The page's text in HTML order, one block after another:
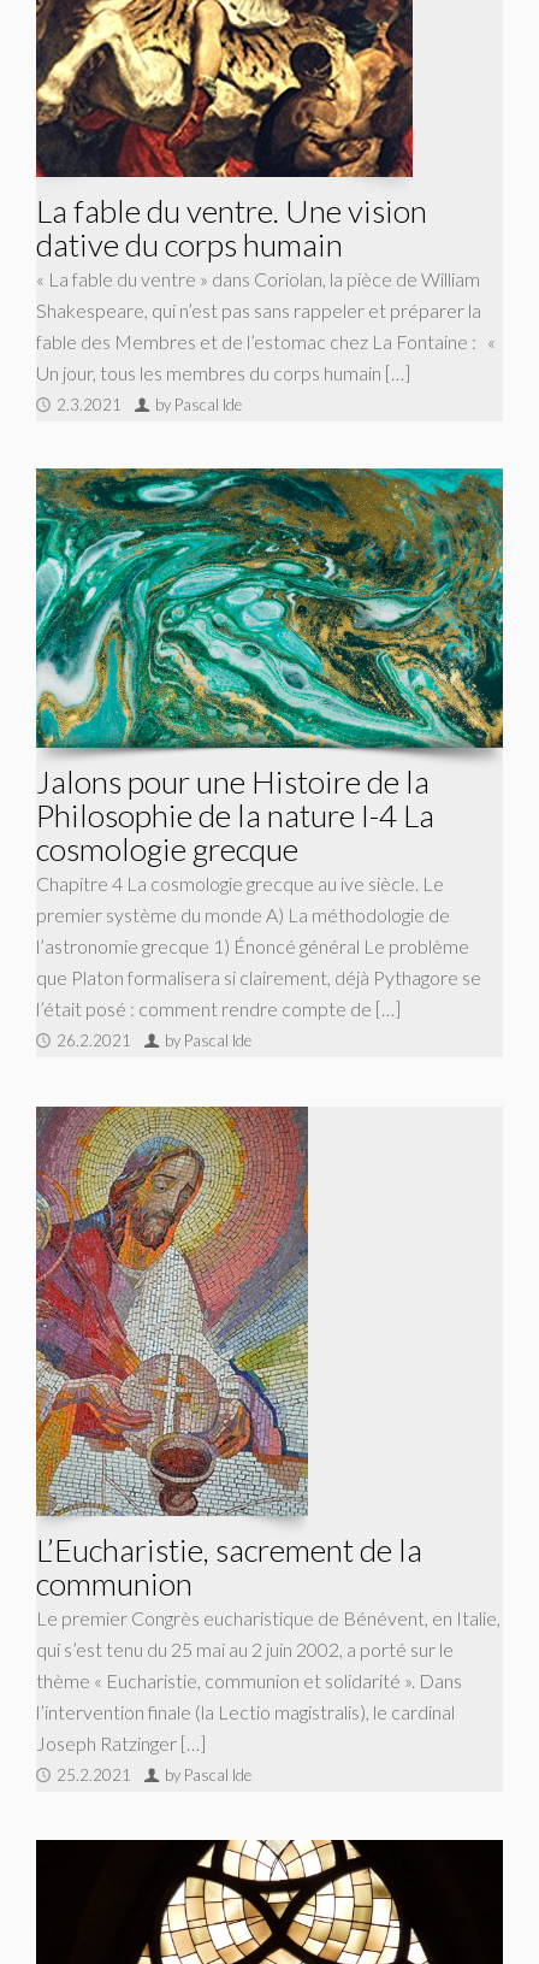
La fable du ventre. Une vision
dative du corps humain
« La fable du ventre » dans Coriolan, la pièce de William
Shakespeare, qui n’est pas sans rappeler et préparer la
fable des Membres et de l’estomac chez La Fontaine : «
Un jour, tous les membres du corps humain […]
2.3.2021 by Pascal Ide
Jalons pour une Histoire de la
Philosophie de la nature I-4 La
cosmologie grecque
Chapitre 4 La cosmologie grecque au ive siècle. Le
premier système du monde A) La méthodologie de
l’astronomie grecque 1) Énoncé général Le problème
que Platon formalisera si clairement, déjà Pythagore se
l’était posé : com­ment rendre compte de […]
26.2.2021 by Pascal Ide
L’Eucharistie, sacrement de la
communion
Le premier Congrès eucharistique de Bénévent, en Italie,
qui s’est tenu du 25 mai au 2 juin 2002, a porté sur le
thème « Eucharistie, communion et solidarité ». Dans
l’intervention finale (la Lectio magistralis), le cardinal
Joseph Ratzinger […]
25.2.2021 by Pascal Ide